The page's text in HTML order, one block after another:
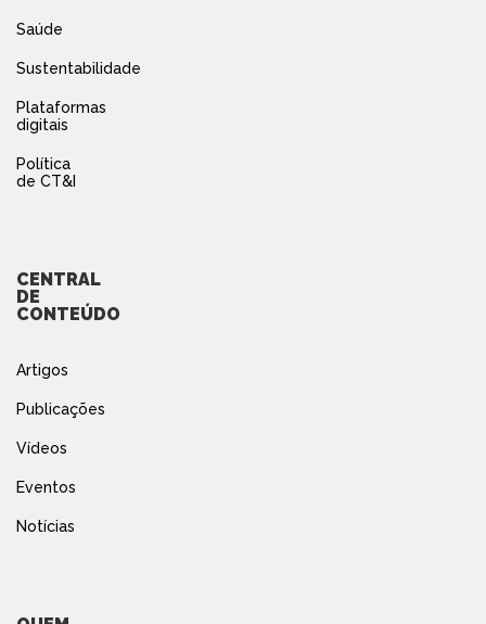
Saúde
Sustentabilidade
Plataformas
digitais
Política
de CT&I
CENTRAL
DE
CONTEÚDO
Artigos
Publicações
Vídeos
Eventos
Notícias